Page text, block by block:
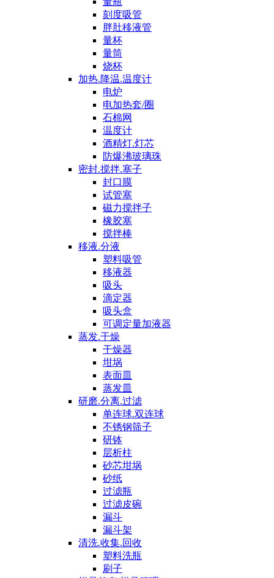
刻度吸管
胖肚移液管
量杯
量筒
烧杯
加热.降温.温度计
电炉
电加热套/圈
石棉网
温度计
酒精灯.灯芯
防爆沸玻璃珠
密封.搅拌.塞子
封口膜
试管塞
磁力搅拌子
橡胶塞
搅拌棒
移液.分液
塑料吸管
移液器
吸头
滴定器
吸头盒
可调定量加液器
蒸发.干燥
干燥器
坩埚
表面皿
蒸发皿
研磨.分离.过滤
单连球.双连球
不锈钢筛子
研钵
层析柱
砂芯坩埚
砂纸
过滤瓶
过滤皮碗
漏斗
漏斗架
清洗.收集.回收
塑料洗瓶
刷子